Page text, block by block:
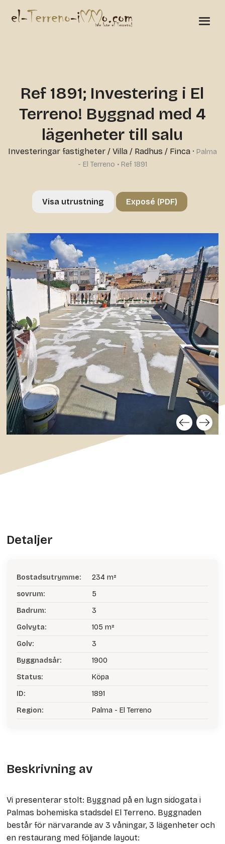
Ref 1891; Investering i El
Terreno! Byggnad med 4
lägenheter till salu
Investeringar fastigheter/ Villa / Radhus / Finca· Palma
- El Terreno • Ref 1891
Visa utrustning Exposé (PDF)
Detaljer
Bostadsutrymme:
234 m²
sovrum:
5
Badrum:
3
Golvyta:
105 m²
Golv:
3
Byggnadsår:
1900
Status:
Köpa
ID:
1891
Region:
Palma - El Terreno
Beskrivning av
Vi presenterar stolt: Byggnad på en lugn sidogata i
Palmas bohemiska stadsdel El Terreno. Byggnaden
består för närvarande av 3 våningar, 3 lägenheter och
en restaurang med följande layout: